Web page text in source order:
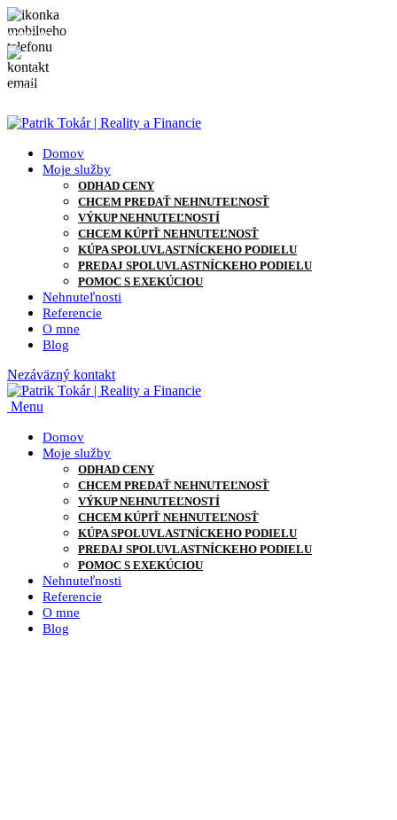
0905 871 127
info@patriktokar.sk
0905 871 127
Domov
Moje služby
ODHAD CENY
CHCEM PREDAŤ NEHNUTEĽNOSŤ
VÝKUP NEHNUTEĽNOSTÍ
CHCEM KÚPIŤ NEHNUTEĽNOSŤ
KÚPA SPOLUVLASTNÍCKEHO PODIELU
PREDAJ SPOLUVLASTNÍCKEHO PODIELU
POMOC S EXEKÚCIOU
Nehnuteľnosti
Referencie
O mne
Blog
Nezáväzný kontakt
Menu
Domov
Moje služby
ODHAD CENY
CHCEM PREDAŤ NEHNUTEĽNOSŤ
VÝKUP NEHNUTEĽNOSTÍ
CHCEM KÚPIŤ NEHNUTEĽNOSŤ
KÚPA SPOLUVLASTNÍCKEHO PODIELU
PREDAJ SPOLUVLASTNÍCKEHO PODIELU
POMOC S EXEKÚCIOU
Nehnuteľnosti
Referencie
O mne
Blog